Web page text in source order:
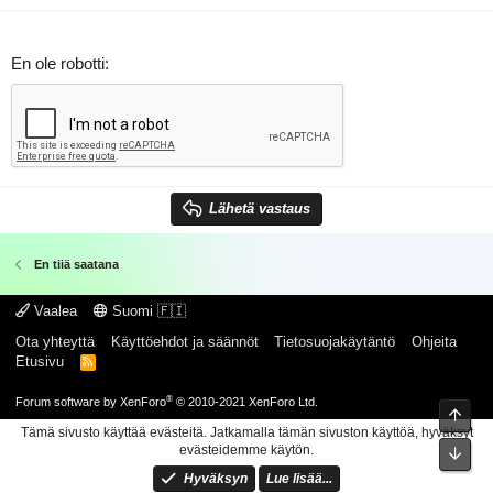
En ole robotti
Lähetä vastaus
En tiiä saatana
Vaalea
Suomi 🇫🇮
Ota yhteyttä
Käyttöehdot ja säännöt Tietosuojakäytäntö
Ohjeita
Etusivu
R
Forum software by XenForo® © 2010-2021 XenForo Ltd.
Tämä sivusto käyttää evästeitä. Jatkamalla tämän sivuston käyttöä, hyväksyt
evästeidemme käytön.
Hyväksyn
Lue lisää...
Ylös